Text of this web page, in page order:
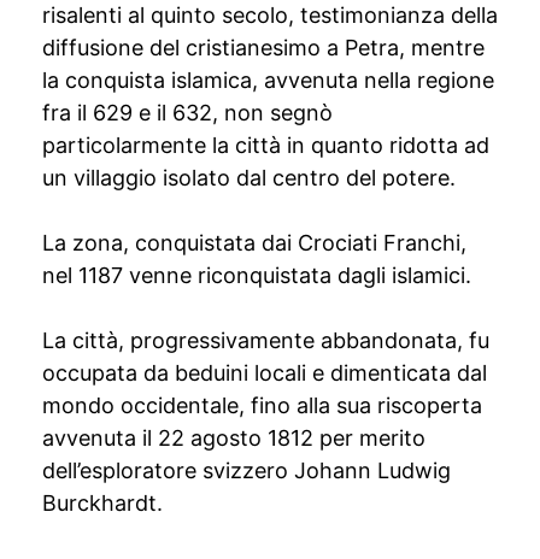
risalenti al quinto secolo, testimonianza della
diffusione del cristianesimo a Petra, mentre
la conquista islamica, avvenuta nella regione
fra il 629 e il 632, non segnò
particolarmente la città in quanto ridotta ad
un villaggio isolato dal centro del potere.
La zona, conquistata dai Crociati Franchi,
nel 1187 venne riconquistata dagli islamici.
La città, progressivamente abbandonata, fu
occupata da beduini locali e dimenticata dal
mondo occidentale, fino alla sua riscoperta
avvenuta il 22 agosto 1812 per merito
dell’esploratore svizzero Johann Ludwig
Burckhardt.